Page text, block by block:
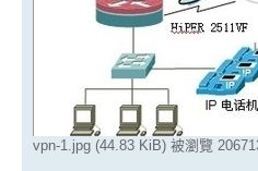
vpn-1.jpg (44.83 KiB) 被瀏覽